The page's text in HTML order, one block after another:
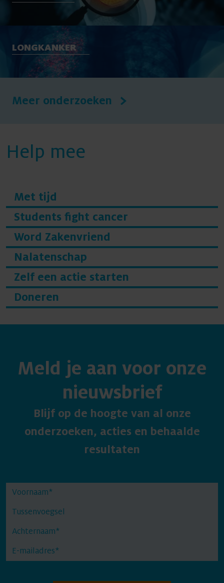
LONGKANKER
Meer onderzoeken
Help mee
Met tijd
Students fight cancer
Word Zakenvriend
Nalatenschap
Zelf een actie starten
Doneren
Meld je aan voor onze
nieuwsbrief
Blijf op de hoogte van al onze
onderzoeken, acties en behaalde
resultaten